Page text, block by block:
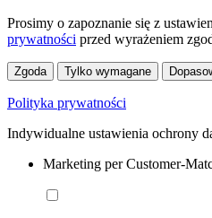
Prosimy o zapoznanie się z
prywatności przed wyrażeniem
Zgoda Tylko wymagane
Polityka prywatności
Indywidualne ustawienia ochrony
Marketing per Customer-